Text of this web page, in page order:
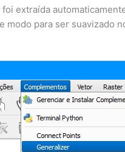
foi extraída
modo para ser suavizado